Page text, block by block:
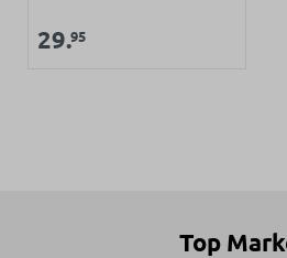
Verkaufspreis:
29.95
Top